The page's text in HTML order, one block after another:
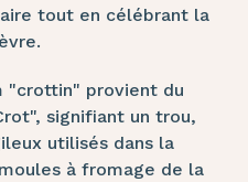
tout en célébrant la
"crottin" provient du
signifiant un trou,
utilisés dans la
à fromage de la